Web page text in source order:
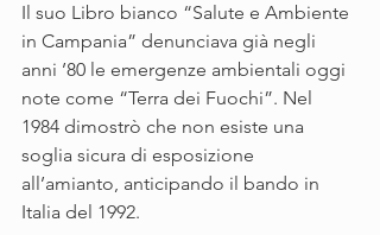
Il suo Libro bianco “Salute e Ambiente
in Campania” denunciava già negli
anni ’80 le emergenze ambientali oggi
note come “Terra dei Fuochi”. Nel
1984 dimostrò che non esiste una
soglia sicura di esposizione
all’amianto, anticipando il bando in
Italia del 1992.